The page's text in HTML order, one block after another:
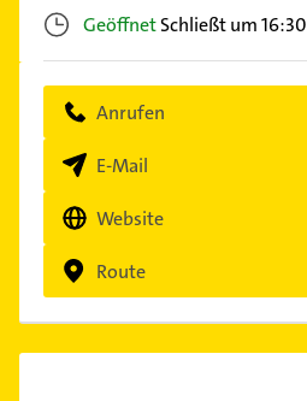
GeöffnetSchließt um 16:30
Anrufen
E-Mail
Website
Route